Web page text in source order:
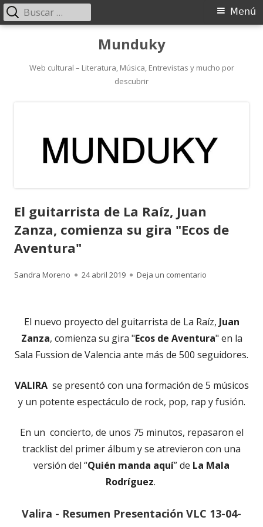
contenido
Munduky
Web cultural – Literatura, Música, Entrevistas y mucho por
descubrir
Menú
Menú
Buscar:
El guitarrista de La Raíz, Juan
Zanza, comienza su gira "Ecos de
Aventura"
Autor
Sandra Moreno
Publicado
24 abril 2019 Deja un comentario
El nuevo proyecto del guitarrista de La Raíz, Juan
Zanza, comienza su gira "Ecos de Aventura" en la
Sala Fussion de Valencia ante más de 500 seguidores.
VALIRAse presentó con una formación de 5 músicos
y un potente espectáculo de rock, pop, rap y fusión.
En un concierto, de unos 75 minutos, repasaron el
tracklist del primer álbum y se atrevieron con una
versión del “Quién manda aquí” de La Mala
Rodríguez.
Valira - Resumen Presentación VLC 13-04-